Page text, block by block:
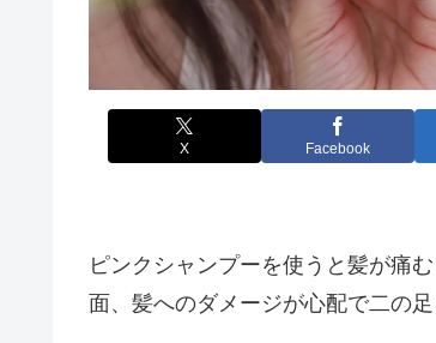
X Facebook
ピンクシャンプーを使うと髪が痛
面、髪へのダメージが心配で二の